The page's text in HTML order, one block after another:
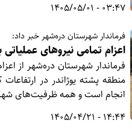
03:47 - 1405/05/01
فرماندار شهرستان دره‌شهر خبر داد:
اعزام تمامی نیروهای
فرماندار شهرستان دره‌شهر از
منطقه پشته یوژاندر در
انجام است و همه ظرفیت‌های
14:44 - 1405/04/21